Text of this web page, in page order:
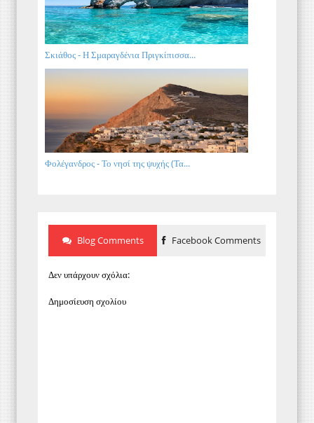
Σκιάθος - Η Σμαραγδένια Πριγκίπισσα...
Φολέγανδρος - Το νησί της ψυχής (Τα...
Blog Comments Facebook Comments
Δεν υπάρχουν σχόλια:
Δημοσίευση σχολίου